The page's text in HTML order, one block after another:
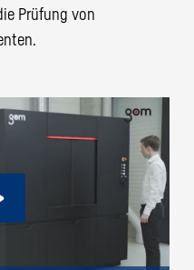
Prüfung von